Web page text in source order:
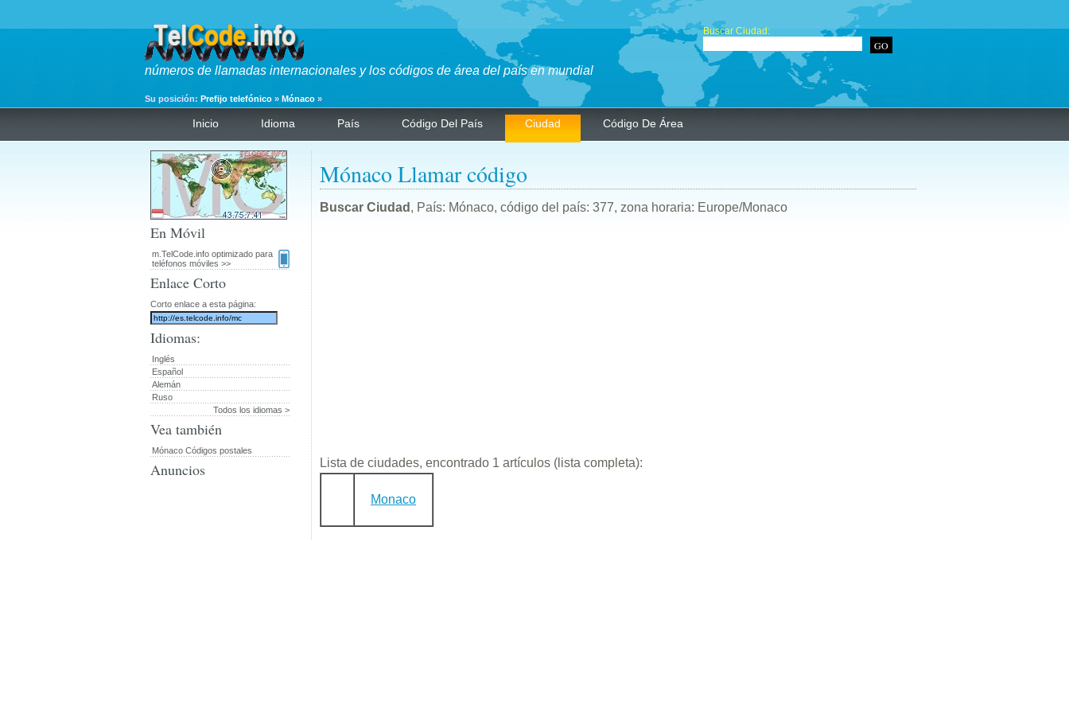
números de llamadas internacionales y los códigos de área del país en mundial
Su posición: Prefijo telefónico » Mónaco »
Buscar Ciudad:
Inicio Idioma País Código Del País Ciudad Código De Área
Mónaco Llamar código
Buscar Ciudad , País: Mónaco, código del país: 377, zona horaria: Europe/Monaco
Lista de ciudades, encontrado 1 artículos (lista completa):
Monaco
En Móvil
m.TelCode.info optimizado para
teléfonos móviles >>
Enlace Corto
Corto enlace a esta página:
Idiomas:
Inglés
Español
Alemán
Ruso
Todos los idiomas >
Vea también
Mónaco Códigos postales
Anuncios